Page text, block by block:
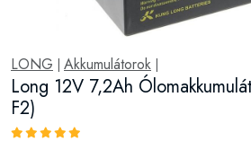
LONG Akkumulátorok
Long 12V 7,2Ah
F2)